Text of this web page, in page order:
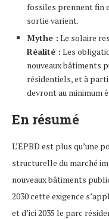
fossiles prennent fin
sortie varient.
Mythe : Le solaire
Réalité : Les
nouveaux bâtiments
résidentiels, et à
devront au minimum
En résumé
L’EPBD est plus qu’une
structurelle du marché
nouveaux bâtiments
2030 cette exigence
et d’ici 2035 le parc